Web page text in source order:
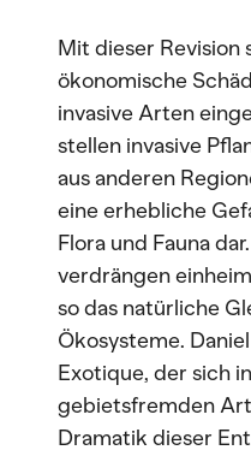
Mit dieser Revision
ökonomische
invasive Arten
stellen invasive
aus anderen
eine erhebliche
Flora und Fauna
verdrängen
so das natürliche
Ökosysteme.
Exotique, der sich
gebietsfremden
Dramatik dieser